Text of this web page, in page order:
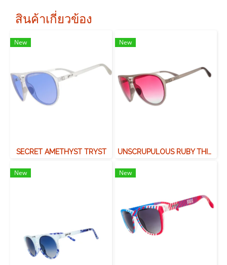
สินค้าเกี่ยวข้อง
New
SECRET AMETHYST TRYST
New
UNSCRUPULOUS RUBY THIEF
New New